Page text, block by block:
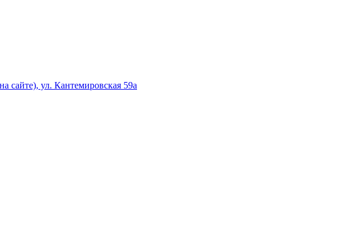
сайте), ул. Кантемировская 59а